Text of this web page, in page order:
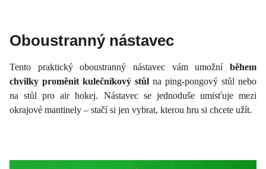
Oboustranný nástavec
Tento praktický oboustranný nástavec vám umožní během
chvilky proměnit kulečníkový stůl na ping-pongový stůl nebo
na stůl pro air hokej. Nástavec se jednoduše umisťuje mezi
okrajové mantinely – stačí si jen vybrat, kterou hru si chcete užít.